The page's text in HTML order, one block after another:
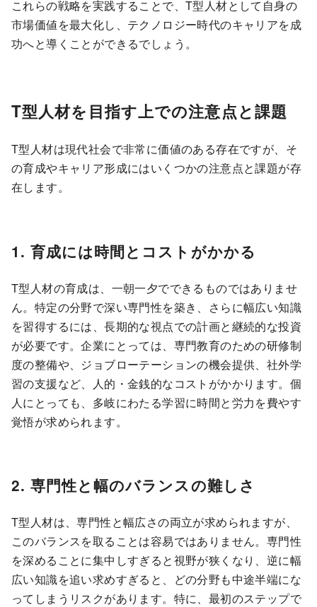
これらの戦略を実践することで、T型人材として自身の
市場価値を最大化し、テクノロジー時代のキャリアを成
功へと導くことができるでしょう。
T型人材を目指す上での注意点と課題
T型人材は現代社会で非常に価値のある存在ですが、そ
の育成やキャリア形成にはいくつかの注意点と課題が存
在します。
1. 育成には時間とコストがかかる
T型人材の育成は、一朝一夕でできるものではありませ
ん。特定の分野で深い専門性を築き、さらに幅広い知識
を習得するには、長期的な視点での計画と継続的な投資
が必要です。企業にとっては、専門教育のための研修制
度の整備や、ジョブローテーションの機会提供、社外学
習の支援など、人的・金銭的なコストがかかります。個
人にとっても、多岐にわたる学習に時間と労力を費やす
覚悟が求められます。
2. 専門性と幅のバランスの難しさ
T型人材は、専門性と幅広さの両立が求められますが、
このバランスを取ることは容易ではありません。専門性
を深めることに集中しすぎると視野が狭くなり、逆に幅
広い知識を追い求めすぎると、どの分野も中途半端にな
ってしまうリスクがあります。特に、最初のステップで